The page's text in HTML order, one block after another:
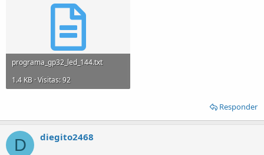
programa_gp32_led_144.txt
1.4 KB · Visitas: 92
Responder
D diegito2468